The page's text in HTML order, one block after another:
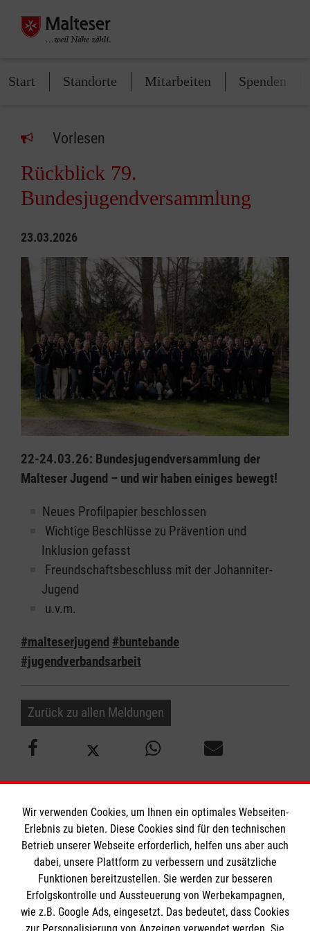
Start Standorte Mitarbeiten Spenden
Vorlesen
Rückblick 79.
Bundesjugendversammlung
23.03.2026
22-24.03.26: Bundesjugendversammlung der
Malteser Jugend – und wir haben einiges bewegt!
Neues Profilpapier beschlossen
Wichtige Beschlüsse zu Prävention und
Inklusion gefasst
Freundschaftsbeschluss mit der Johanniter-
Jugend
u.v.m.
#malteserjugend #buntebande
#jugendverbandsarbeit
Zurück zu allen Meldungen
Informationen
Impressum
Datenschutz
Die Malteser
Wir verwenden Cookies, um Ihnen ein optimales Webseiten-
Erlebnis zu bieten. Diese Cookies sind für den technischen
Betrieb unserer Webseite erforderlich, helfen uns aber auch
dabei, unsere Plattform zu verbessern und zusätzliche
Funktionen bereitzustellen. Sie werden zur besseren
Erfolgskontrolle und Aussteuerung von Werbekampagnen,
wie z.B. Google Ads, eingesetzt. Das bedeutet, dass Cookies